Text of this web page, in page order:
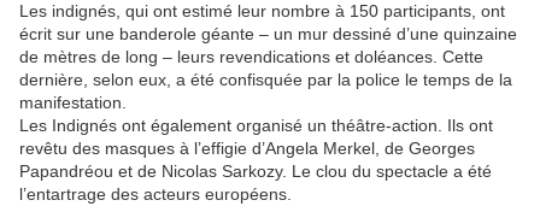
Les indignés, qui ont estimé leur nombre à 150 participants, ont
écrit sur une banderole géante – un mur dessiné d’une quinzaine
de mètres de long – leurs revendications et doléances. Cette
dernière, selon eux, a été confisquée par la police le temps de la
manifestation.
Les Indignés ont également organisé un théâtre-action. Ils ont
revêtu des masques à l’effigie d’Angela Merkel, de Georges
Papandréou et de Nicolas Sarkozy. Le clou du spectacle a été
l’entartrage des acteurs européens.